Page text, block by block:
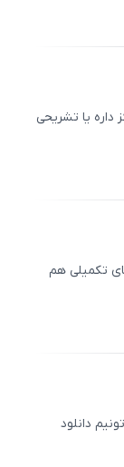
یا تشریحی
تکمیلی هم
دانلود